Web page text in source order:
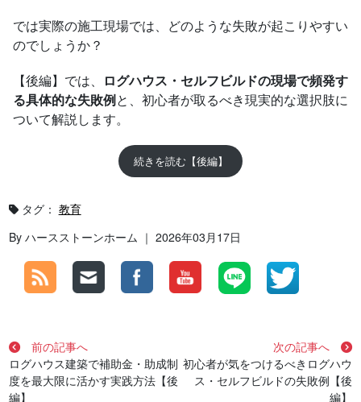
では実際の施工現場では、どのような失敗が起こりやすい
のでしょうか？
【後編】では、
ログハウス・セルフビルドの現場で頻発す
る具体的な失敗例と、初心者が取るべき現実的な選択肢に
ついて解説します。
続きを読む【後編】
タグ： 教育
By ハースストーンホーム ｜ 2026年03月17日
前の記事へ
ログハウス建築で補助金・助成制
度を最大限に活かす実践方法【後
編】
次の記事へ
初心者が気をつけるべきログハウ
ス・セルフビルドの失敗例【後
編】